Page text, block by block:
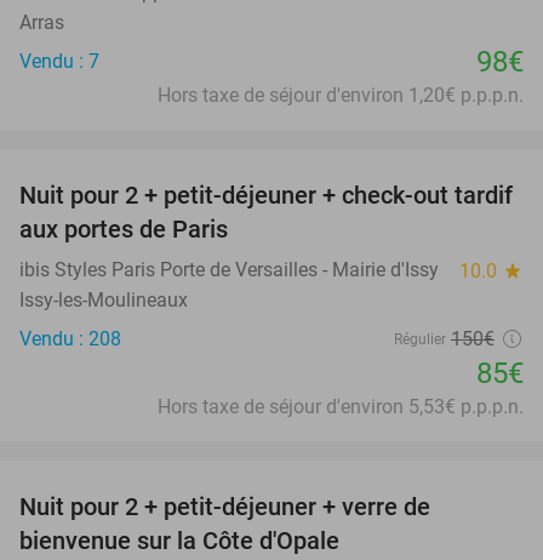
Arras
Vendu : 7
98€
Hors taxe de séjour d'environ 1,20€ p.p.p.n.
43%
Nuit pour 2 + petit-déjeuner + check-out tardif
aux portes de Paris
ibis Styles Paris Porte de Versailles - Mairie d'Issy 10.0 star
Issy-les-Moulineaux
Vendu : 208
Régulier 150€
85€
Hors taxe de séjour d'environ 5,53€ p.p.p.n.
Nuit pour 2 + petit-déjeuner + verre de
bienvenue sur la Côte d'Opale